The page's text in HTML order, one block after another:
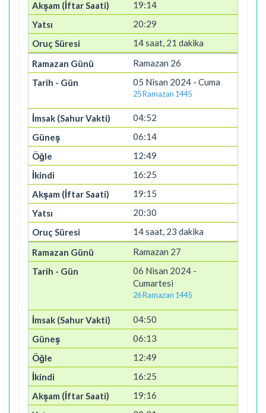
19:14
20:29
14 saat, 21 dakika
Ramazan 26
05 Nisan 2024 - Cuma
25 Ramazan 1445
04:52
06:14
12:49
16:25
19:15
20:30
14 saat, 23 dakika
Ramazan 27
06 Nisan 2024 -
Cumartesi
26 Ramazan 1445
04:50
06:13
12:49
16:25
19:16